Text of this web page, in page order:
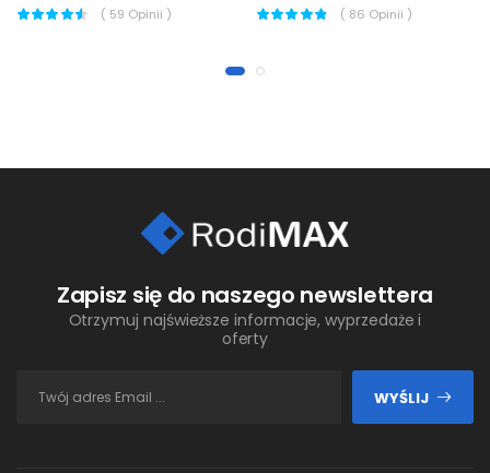
( 59 Opinii ) ( 86 Opinii )
Zapisz się do naszego newslettera
Otrzymuj najświeższe informacje, wyprzedaże i
oferty
WYŚLIJ